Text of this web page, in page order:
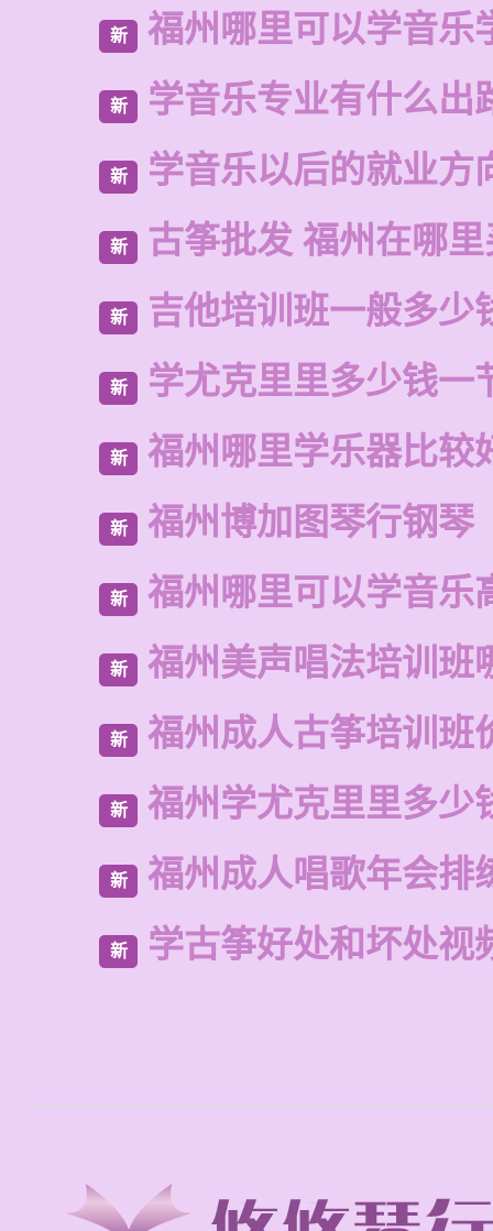
新 福州哪里可以学音乐
新 学音乐专业有什么出
新 学音乐以后的就业方
新 古筝批发 福州在哪
新 吉他培训班一般多少
新 学尤克里里多少钱一
新 福州哪里学乐器比较
新 福州博加图琴行钢琴
新 福州哪里可以学音乐
新 福州美声唱法培训班
新 福州成人古筝培训班
新 福州学尤克里里多少
新 福州成人唱歌年会排
新 学古筝好处和坏处视